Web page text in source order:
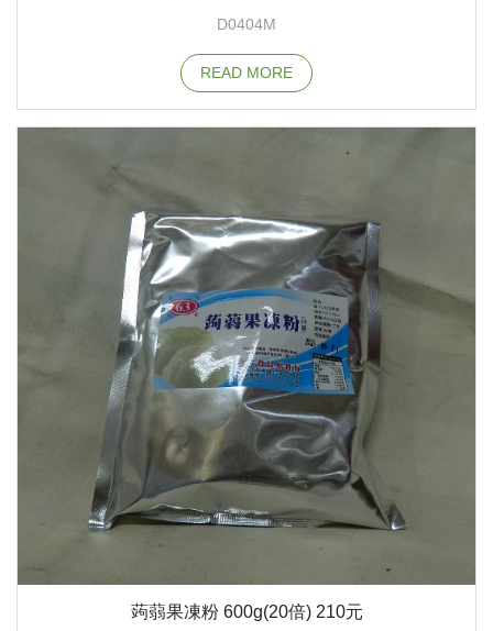
D0404M
READ MORE
蒟蒻果凍粉 600g(20倍) 210元